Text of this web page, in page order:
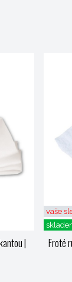
|
vaše
Froté